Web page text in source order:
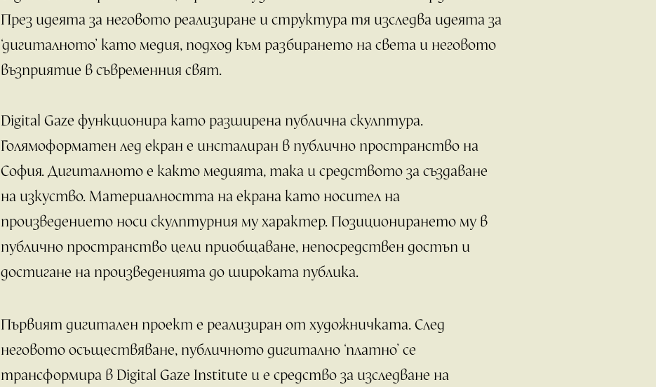
През идеята за неговото реализиране и структура тя изследва идеята за
‘дигиталното’ като медия, подход към разбирането на света и неговото
възприятие в съвременния свят.
Digital Gaze функционира като разширена публична скулптура.
Голямоформатен лед екран е инсталиран в публично пространство на
София. Дигиталното е както медията, така и средството за създаване
на изкуство. Материалността на екрана като носител на
произведението носи скулптурния му характер. Позиционирането му в
публично пространство цели приобщаване, непосредствен достъп и
достигане на произведенията до широката публика.
Първият дигитален проект е реализиран от художничката. След
неговото осъществяване, публичното дигитално ‘платно’ се
трансформира в Digital Gaze Institute и е средство за изследване на